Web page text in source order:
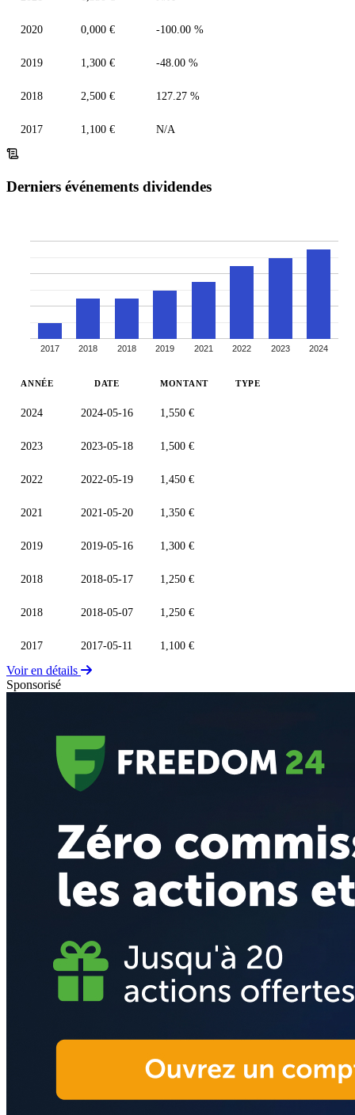
2020 0,000 € -100.00 %
2019 1,300 € -48.00 %
2018 2,500 € 127.27 %
2017 1,100 € N/A
Derniers événements dividendes
2017 2018 2018 2019 2021 2022 2023 2024
ANNÉE DATE MONTANT TYPE
2024 2024-05-16 1,550 €
2023 2023-05-18 1,500 €
2022 2022-05-19 1,450 €
2021 2021-05-20 1,350 €
2019 2019-05-16 1,300 €
2018 2018-05-17 1,250 €
2018 2018-05-07 1,250 €
2017 2017-05-11 1,100 €
Voir en détails
Sponsorisé